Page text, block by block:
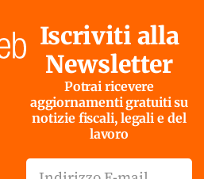
Iscriviti alla
Newsletter
Potrai ricevere
aggiornamenti gratuiti su
notizie fiscali, legali e del
lavoro